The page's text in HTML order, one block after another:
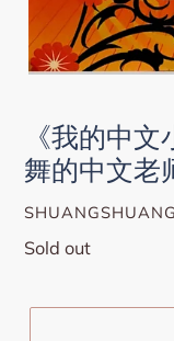
《我的中
舞的中文老
VENDOR
Regular
Sold out